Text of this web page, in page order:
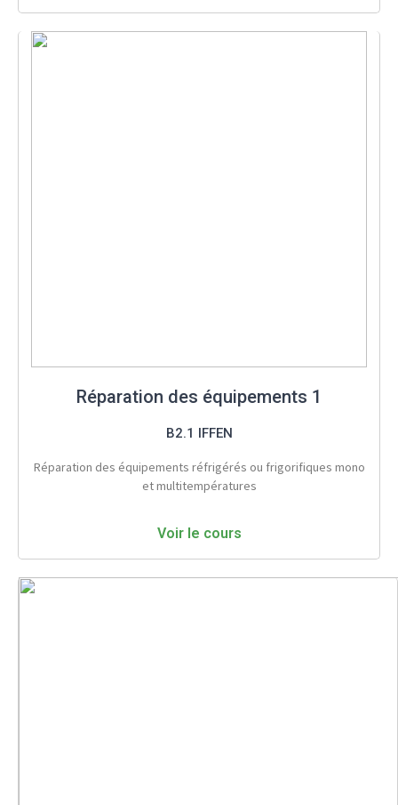
Réparation des équipements 1
B2.1 IFFEN
Réparation des équipements réfrigérés ou frigorifiques mono
et multitempératures
Voir le cours